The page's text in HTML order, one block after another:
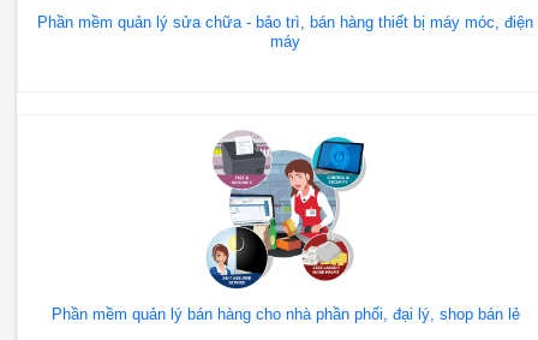
Phần mềm quản lý sửa chữa - bảo trì, bán hàng thiết bị máy móc, điện
máy
Phần mềm quản lý bán hàng cho nhà phần phối, đại lý, shop bán lẻ